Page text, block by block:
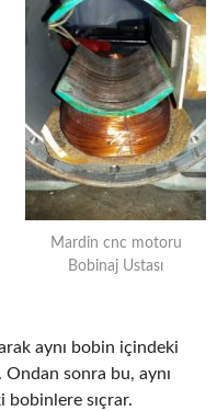
Mardin cnc motoru
Bobinaj Ustası
aynı bobin içindeki
sonra bu, aynı
bobinlere sıçrar.